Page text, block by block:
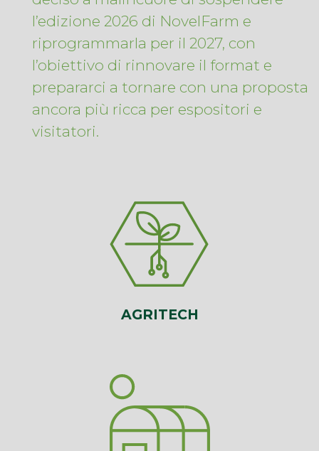
l’edizione 2026 di NovelFarm e
riprogrammarla per il 2027, con
l’obiettivo di rinnovare il format e
prepararci a tornare con una proposta
ancora più ricca per espositori e
visitatori.
AGRITECH